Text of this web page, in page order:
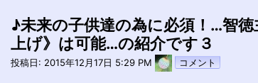
♪未来の子供達の為に必須！…智
上げ》は可能…の紹介です３
投稿日: 2015年12月17日 5:29 PM pokari7
コメント